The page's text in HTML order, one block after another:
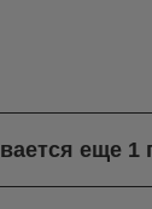
еще 1